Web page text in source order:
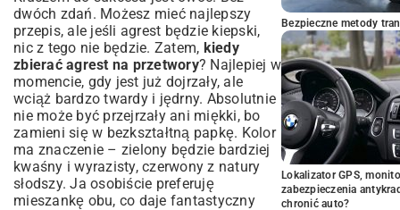
dwóch zdań. Możesz mieć najlepszy
przepis, ale jeśli agrest będzie kiepski,
nic z tego nie będzie. Zatem, kiedy
zbierać agrest na przetwory? Najlepiej w
momencie, gdy jest już dojrzały, ale
wciąż bardzo twardy i jędrny. Absolutnie
nie może być przejrzały ani miękki, bo
zamieni się w bezkształtną papkę. Kolor
ma znaczenie – zielony będzie bardziej
kwaśny i wyrazisty, czerwony z natury
słodszy. Ja osobiście preferuję
mieszankę obu, co daje fantastyczny
Bezpieczne metody
Lokalizator GPS,
zabezpieczenia
chronić auto?